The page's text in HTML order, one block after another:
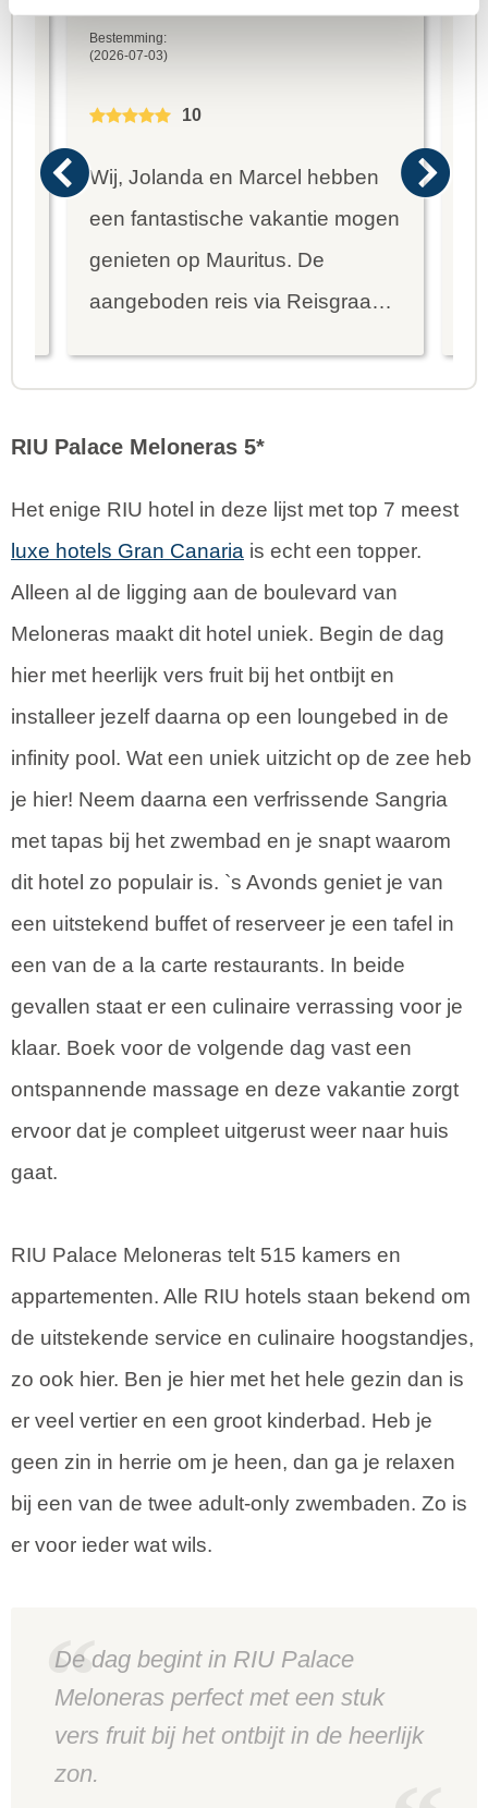
Marcel
Bestemming:
(2026-07-03)
10
Wij, Jolanda en Marcel hebben
een fantastische vakantie mogen
genieten op Mauritus. De
aangeboden reis via Reisgraag
mooie dingen van het eiland te
RIU Palace Meloneras 5*
Het enige RIU hotel in deze lijst met top 7 meest
luxe hotels Gran Canaria is echt een topper.
Alleen al de ligging aan de boulevard van
Meloneras maakt dit hotel uniek. Begin de dag
hier met heerlijk vers fruit bij het ontbijt en
installeer jezelf daarna op een loungebed in de
infinity pool. Wat een uniek uitzicht op de zee heb
je hier! Neem daarna een verfrissende Sangria
met tapas bij het zwembad en je snapt waarom
dit hotel zo populair is. `s Avonds geniet je van
een uitstekend buffet of reserveer je een tafel in
een van de a la carte restaurants. In beide
gevallen staat er een culinaire verrassing voor je
klaar. Boek voor de volgende dag vast een
ontspannende massage en deze vakantie zorgt
ervoor dat je compleet uitgerust weer naar huis
gaat.
RIU Palace Meloneras telt 515 kamers en
appartementen. Alle RIU hotels staan bekend om
de uitstekende service en culinaire hoogstandjes,
zo ook hier. Ben je hier met het hele gezin dan is
er veel vertier en een groot kinderbad. Heb je
geen zin in herrie om je heen, dan ga je relaxen
bij een van de twee adult-only zwembaden. Zo is
er voor ieder wat wils.
De dag begint in RIU Palace
Meloneras perfect met een stuk
vers fruit bij het ontbijt in de heerlijk
zon.